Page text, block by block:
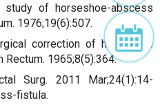
of horseshoe-abscess
1976;19(6):507.
correction of horseshoe
Rectum. 1965;8(5):364.
Surg. 2011 Mar;24(1):14-
fistula.